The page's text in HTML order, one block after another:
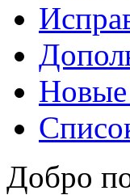
Новые
Добро